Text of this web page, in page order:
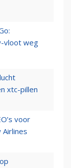
vloot weg
xtc-pillen
voor
Airlines